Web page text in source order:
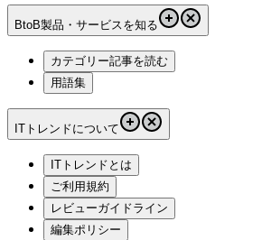
BtoB製品・サービスを知る
カテゴリー記事を読む
用語集
ITトレンドについて
ITトレンドとは
ご利用規約
レビューガイドライン
編集ポリシー